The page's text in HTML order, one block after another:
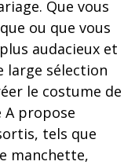
Que vous
ou que vous
audacieux et
large sélection
le costume de
A propose
tels que
manchette,